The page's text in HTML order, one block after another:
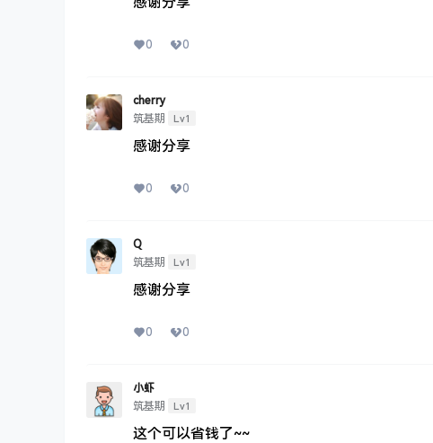
0 0
cherry
筑基期
Lv1
感谢分享
0 0
Q
筑基期
Lv1
感谢分享
0 0
小虾
筑基期
Lv1
这个可以省钱了~~